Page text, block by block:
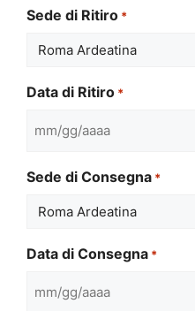
Sede di Ritiro *
Data di Ritiro *
MM
GG
slash
Sede di Consegna *
Data di Consegna *
MM